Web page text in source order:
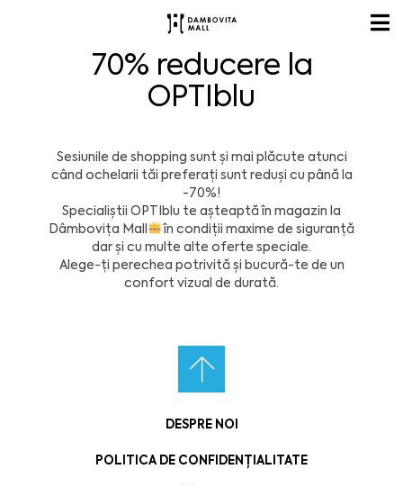
70% reducere la
OPTIblu
Sesiunile de shopping sunt și mai plăcute atunci
când ochelarii tăi preferați sunt reduși cu până la
-70%!
Specialiștii OPTIblu te așteaptă în magazin la
Dâmbovița Mall
în condiții maxime de siguranță
dar și cu multe alte oferte speciale.
Alege-ți perechea potrivită și bucură-te de un
confort vizual de durată.
DESPRE NOI
POLITICA DE CONFIDENȚIALITATE